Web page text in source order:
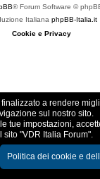
® Forum Software ©
Italiana phpBB-Italia.it
Cookie e Privacy
a rendere
sul nostro sito.
tue impostazioni,
sito "VDR Italia Forum".
Politica dei cookie e